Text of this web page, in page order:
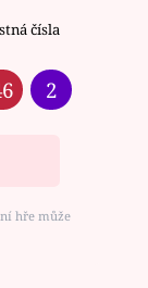
čísla
2
hře může